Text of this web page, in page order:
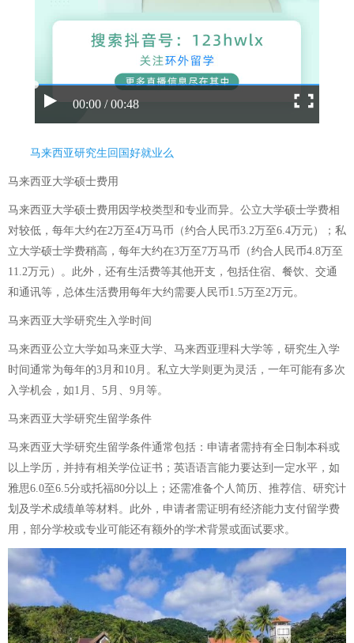
00:00 / 00:48
马来西亚研究生回国好就业么
马来西亚大学硕士费用
马来西亚大学硕士费用因学校类型和专业而异。公立大学硕士学费相
对较低，每年大约在2万至4万马币（约合人民币3.2万至6.4万元）；私
立大学硕士学费稍高，每年大约在3万至7万马币（约合人民币4.8万至
11.2万元）。此外，还有生活费等其他开支，包括住宿、餐饮、交通
和通讯等，总体生活费用每年大约需要人民币1.5万至2万元。
马来西亚大学研究生入学时间
马来西亚公立大学如马来亚大学、马来西亚理科大学等，研究生入学
时间通常为每年的3月和10月。私立大学则更为灵活，一年可能有多次
入学机会，如1月、5月、9月等。
马来西亚大学研究生留学条件
马来西亚大学研究生留学条件通常包括：申请者需持有全日制本科或
以上学历，并持有相关学位证书；英语语言能力要达到一定水平，如
雅思6.0至6.5分或托福80分以上；还需准备个人简历、推荐信、研究计
划及学术成绩单等材料。此外，申请者需证明有经济能力支付留学费
用，部分学校或专业可能还有额外的学术背景或面试要求。